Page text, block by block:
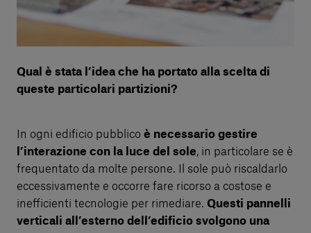
Qual è stata l’idea che ha portato alla scelta di
queste particolari partizioni?
In ogni edificio pubblico è necessario gestire
l’interazione con la luce del sole, in particolare se è
frequentato da molte persone. Il sole può riscaldarlo
eccessivamente e occorre fare ricorso a costose e
inefficienti tecnologie per rimediare. Questi pannelli
verticali all’esterno dell’edificio svolgono una